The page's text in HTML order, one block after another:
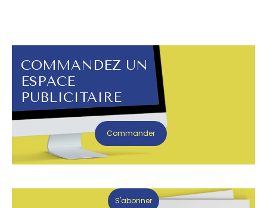
COMMANDEZ UN
ESPACE
PUBLICITAIRE
Commander
S'abonner